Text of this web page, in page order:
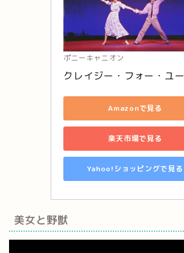
ポニーキャニオン
クレイジー・フォー・ユー
Amazonで見る
楽天市場で見る
Yahoo!ショッピングで見る
美女と野獣